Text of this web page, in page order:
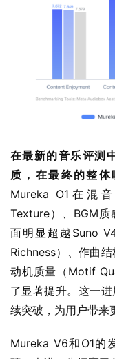
在最新的音乐评测
质，在最终的整
Mureka O1在混
Texture）、BGM
面明显超越Suno
Richness）、作曲
动机质量（Motif
了显著提升。这一
续突破，为用户带来
Mureka V6和O1的